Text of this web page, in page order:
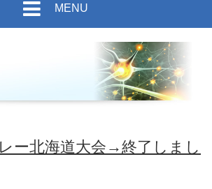
MENU
ハビリの説明
授あいさつ
育・研修
ー北海道大会→終了しまし